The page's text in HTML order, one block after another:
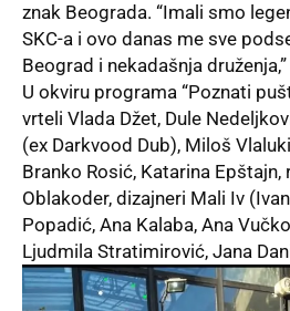
znak Beograda. “Imali smo
SKC-a i ovo danas me sve
Beograd i nekadašnja
U okviru programa “Poznati
vrteli Vlada Džet, Dule
(ex Darkvood Dub), Miloš
Branko Rosić, Katarina
Oblakoder, dizajneri Mali Iv
Popadić, Ana Kalaba, Ana
Ljudmila Stratimirović, Jana